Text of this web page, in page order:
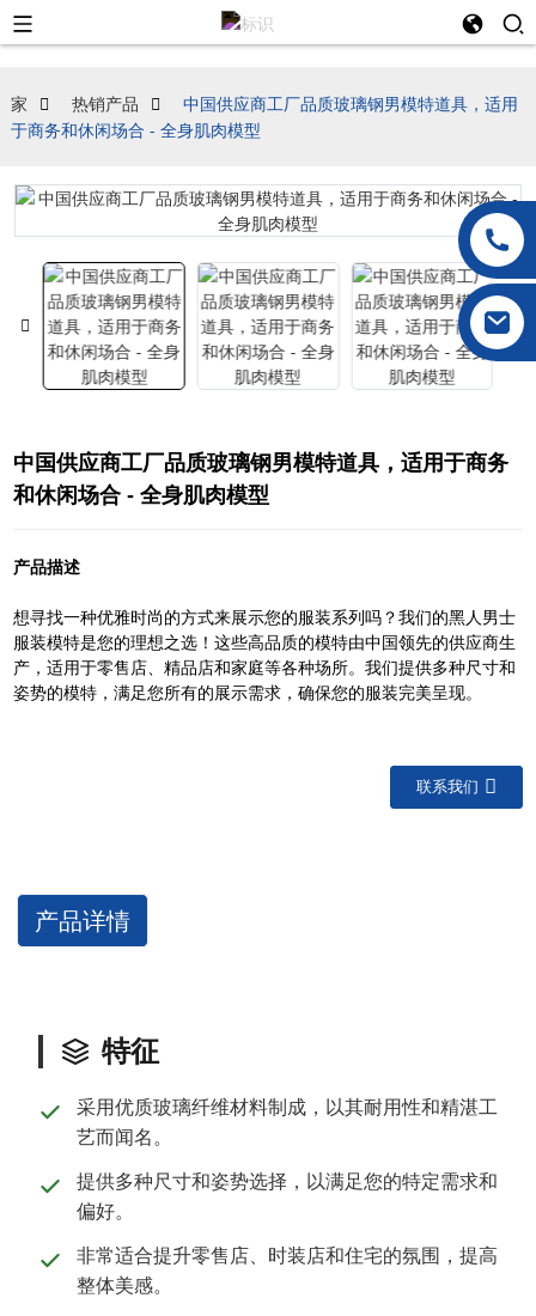
家 热销产品
中国供应商工厂品质玻璃钢男模特道具，适用
于商务和休闲场合 - 全身肌肉模型
中国供应商工厂品质玻璃钢男模特道具，适用于商务
和休闲场合 - 全身肌肉模型
产品描述
想寻找一种优雅时尚的方式来展示您的服装系列吗？我们的黑人男士
服装模特是您的理想之选！这些高品质的模特由中国领先的供应商生
产，适用于零售店、精品店和家庭等各种场所。我们提供多种尺寸和
姿势的模特，满足您所有的展示需求，确保您的服装完美呈现。
联系我们
产品详情
特征
采用优质玻璃纤维材料制成，以其耐用性和精湛工
艺而闻名。
提供多种尺寸和姿势选择，以满足您的特定需求和
偏好。
非常适合提升零售店、时装店和住宅的氛围，提高
整体美感。